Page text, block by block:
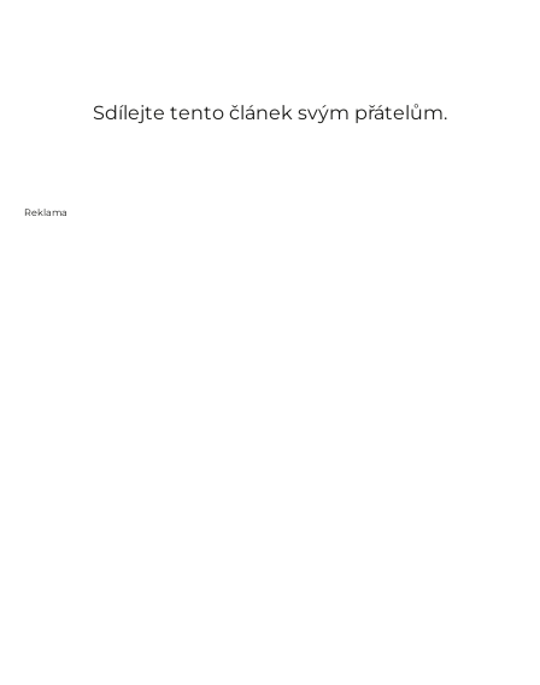
Sdílejte tento článek svým přátelům.
Reklama